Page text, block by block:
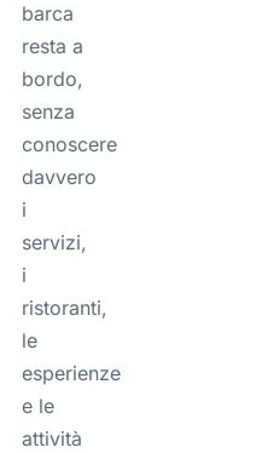
barca
resta a
bordo,
senza
conoscere
davvero
i
servizi,
i
ristoranti,
le
esperienze
e le
attività